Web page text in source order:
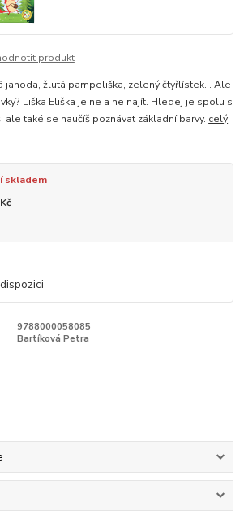
produkt
jahoda, žlutá pampeliška, zelený čtyřlístek… Ale
Liška Eliška je ne a ne najít. Hledej je spolu s
ale také se naučíš poznávat základní barvy. celý
skladem
9788000058085
Bartíková Petra